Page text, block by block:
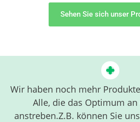
Sehen Sie sich unser
Wir haben noch mehr
Alle, die das Optimum
anstreben.Z.B. können Sie